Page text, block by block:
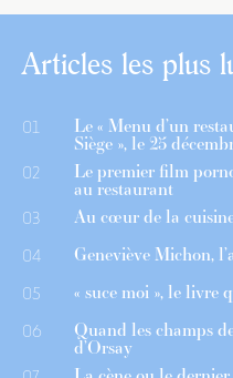
Articles les plus
01 Le « Menu d’un
Siège », le 25
02 Le premier film
au restaurant
03 Au cœur de la
04 Geneviève Michon,
05 « suce moi », le livre
06 Quand les champs
d’Orsay